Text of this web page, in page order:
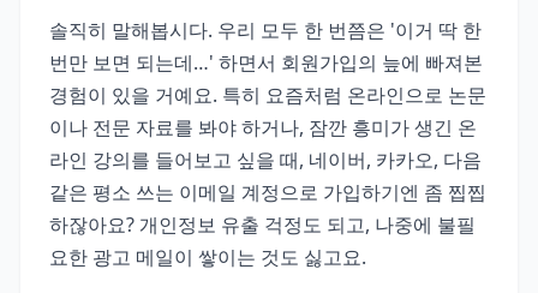
솔직히 말해봅시다. 우리 모두 한 번쯤은 '이거 딱 한
번만 보면 되는데…' 하면서 회원가입의 늪에 빠져본
경험이 있을 거예요. 특히 요즘처럼 온라인으로 논문
이나 전문 자료를 봐야 하거나, 잠깐 흥미가 생긴 온
라인 강의를 들어보고 싶을 때, 네이버, 카카오, 다음
같은 평소 쓰는 이메일 계정으로 가입하기엔 좀 찝찝
하잖아요? 개인정보 유출 걱정도 되고, 나중에 불필
요한 광고 메일이 쌓이는 것도 싫고요.